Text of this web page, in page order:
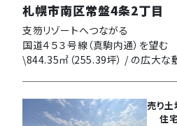
札幌市南区常盤4条2丁目
支笏リゾートへつながる
国道４５３号線（真駒内通）を望む
\844.35㎡（255.39坪） / の広大な
売
住宅